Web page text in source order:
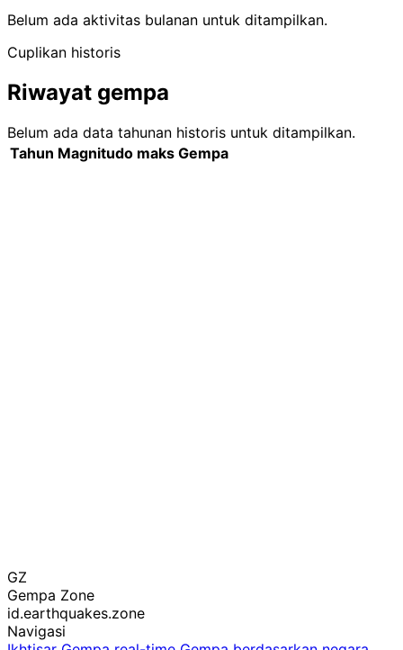
Belum ada aktivitas bulanan untuk ditampilkan.
Cuplikan historis
Riwayat gempa
Belum ada data tahunan historis untuk ditampilkan.
Tahun Magnitudo maks Gempa
GZ
Gempa Zone
id.earthquakes.zone
Navigasi